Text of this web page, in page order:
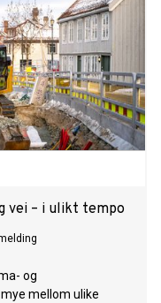
vei – i ulikt tempo
og
mellom ulike